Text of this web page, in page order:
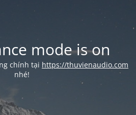
mode is on
chính tại https://thuvienaudio.com
nhé!